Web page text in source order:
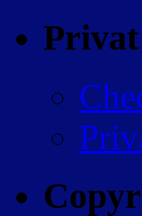
Privat